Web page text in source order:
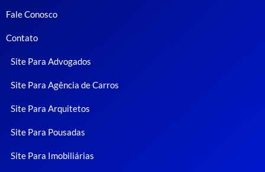
Fale Conosco
Contato
Site Para Advogados
Site Para Agência de Carros
Site Para Arquitetos
Site Para Pousadas
Site Para Imobiliárias